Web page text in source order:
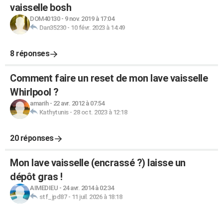
vaisselle bosh
DOM40130- 9 nov. 2019 à 17:04
Dan35230- 10 févr. 2023 à 14:49
8 réponses
Comment faire un reset de mon lave vaisselle
Whirlpool ?
amarih- 22 avr. 2012 à 07:54
Kathytunis- 28 oct. 2023 à 12:18
20 réponses
Mon lave vaisselle (encrassé ?) laisse un
dépôt gras !
AIMEDIEU - 24 avr. 2014 à 02:34
stf_jpd87- 11 juil. 2026 à 18:18